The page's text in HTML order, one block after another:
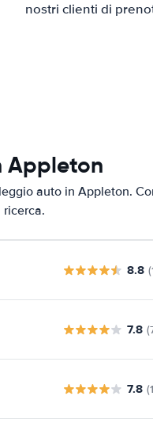
nostri clienti di
Appleton
auto in Appleton.
8.8
7.8
7.8